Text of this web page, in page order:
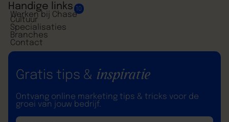
Handige links
Werken bij Chase
10
Cultuur
Specialisaties
Branches
Contact
Gratis tips & inspiratie
Ontvang online marketing tips & tricks voor de
groei van jouw bedrijf.